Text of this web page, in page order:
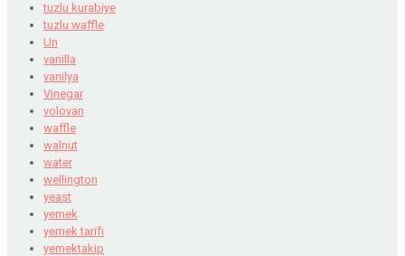
tuzlu kurabiye
tuzlu waffle
Un
vanilla
vanilya
Vinegar
volovan
waffle
walnut
water
wellington
yeast
yemek
yemek tarifi
yemektakip